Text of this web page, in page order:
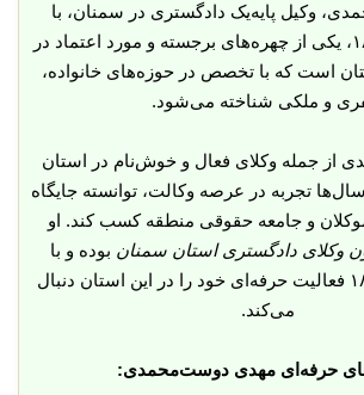
وکیل پایه‌یک دادگستری در سمنان، با
شماره پروانه ۱۸۸۵۲، یکی از چهره‌های برجسته و مورد اعتماد در
است که با تخصص در حوزه‌های خانواده،
و ملکی شناخته می‌شود.
از جمله وکلای فعال و خوش‌نام در استان
تجربه در عرصه وکالت، توانسته جایگاه
و جامعه حقوقی منطقه کسب کند. او
وکلای دادگستری استان سمنان بوده و با
شماره پروانه ۱۸۸۵۲ فعالیت حرفه‌ای خود را در این استان دنبال
می‌کند.
حرفه‌ای مهدی دوست‌محمدی: